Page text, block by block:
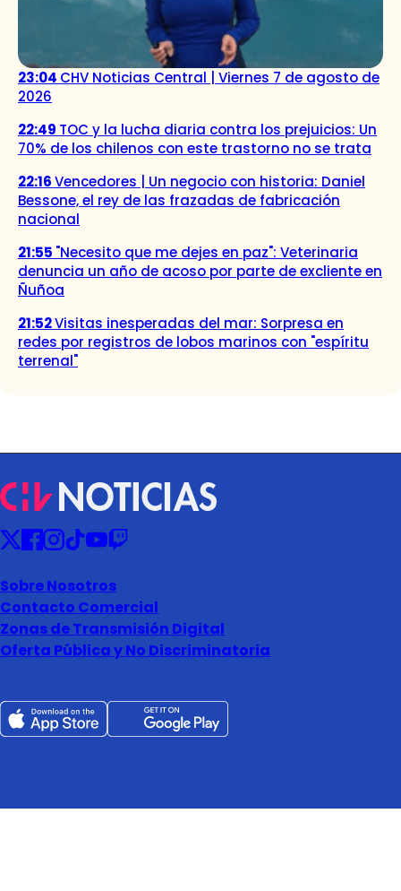
23:04 CHV Noticias Central | Viernes 7 de agosto de
2026
22:49 TOC y la lucha diaria contra los prejuicios: Un
70% de los chilenos con este trastorno no se trata
22:16Vencedores | Un negocio con historia: Daniel
Bessone, el rey de las frazadas de fabricación
nacional
21:55 "Necesito que me dejes en paz": Veterinaria
denuncia un año de acoso por parte de excliente en
Ñuñoa
21:52Visitas inesperadas del mar: Sorpresa en
redes por registros de lobos marinos con "espíritu
terrenal"
Sobre Nosotros
Contacto Comercial
Zonas de Transmisión Digital
Oferta Pública y No Discriminatoria